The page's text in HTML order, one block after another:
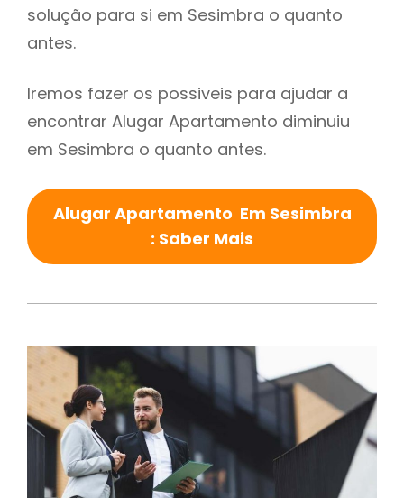
solução para si em Sesimbra o quanto
antes.
Iremos fazer os possiveis para ajudar a
encontrar Alugar Apartamento diminuiu
em Sesimbra o quanto antes.
Alugar Apartamento Em Sesimbra
: Saber Mais